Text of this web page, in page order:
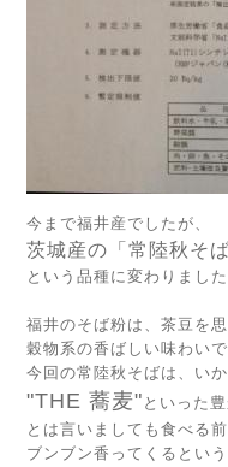
今まで福井産でしたが、
茨城産の「常陸秋そ
という品種に変わりました
福井のそば粉は、茶豆を
穀物系の香ばしい味わいで
今回の常陸秋そばは、い
"THE 蕎麦" といった
とは言いましても食べる
ブンブン香ってくるとい